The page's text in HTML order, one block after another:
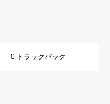
0 トラックバック